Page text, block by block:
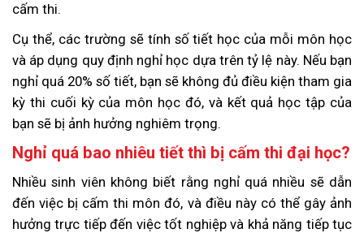
cấm thi.
Cụ thể, các trường sẽ tính số tiết học của mỗi môn học
và áp dụng quy định nghỉ học dựa trên tỷ lệ này. Nếu bạn
nghỉ quá 20% số tiết, bạn sẽ không đủ điều kiện tham gia
kỳ thi cuối kỳ của môn học đó, và kết quả học tập của
bạn sẽ bị ảnh hưởng nghiêm trọng.
Nghỉ quá bao nhiêu tiết thì bị cấm thi đại học?
Nhiều sinh viên không biết rằng nghỉ quá nhiều sẽ dẫn
đến việc bị cấm thi môn đó, và điều này có thể gây ảnh
hưởng trực tiếp đến việc tốt nghiệp và khả năng tiếp tục